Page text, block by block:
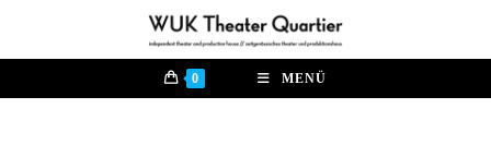
springen
0 MENÜ